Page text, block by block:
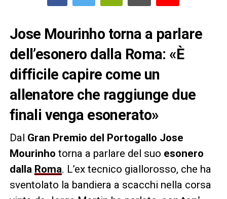
Jose Mourinho torna a parlare
dell’esonero dalla Roma: «È
difficile capire come un
allenatore che raggiunge due
finali venga esonerato»
Dal Gran Premio del Portogallo Jose
Mourinho torna a parlare del suo esonero
dalla Roma. L’ex tecnico giallorosso, che ha
sventolato la bandiera a scacchi nella corsa